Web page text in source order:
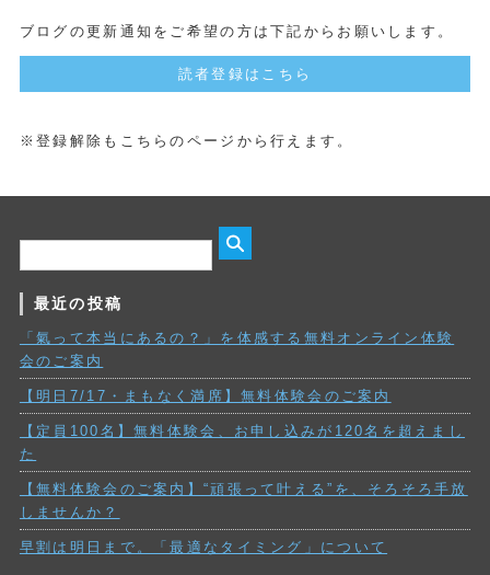
ブログの更新通知をご希望の方は下記からお願いします。
読者登録はこちら
※登録解除もこちらのページから行えます。
最近の投稿
「氣って本当にあるの？」を体感する無料オンライン体験
会のご案内
【明日7/17・まもなく満席】無料体験会のご案内
【定員100名】無料体験会、お申し込みが120名を超えまし
た
【無料体験会のご案内】“頑張って叶える”を、そろそろ手放
しませんか？
早割は明日まで。「最適なタイミング」について